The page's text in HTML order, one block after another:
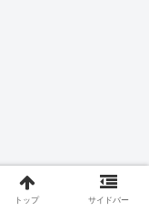
トップ サイドバー